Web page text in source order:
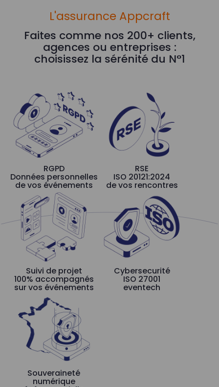
L'assurance Appcraft
Faites comme nos 200+ clients,
agences ou entreprises :
choisissez la sérénité du N°1
RGPD
Données personnelles
de vos événements
RSE
ISO 20121:2024
de vos rencontres
Suivi de projet
100% accompagnés
sur vos événements
Cybersecurité
ISO 27001
eventech
Souveraineté
numérique